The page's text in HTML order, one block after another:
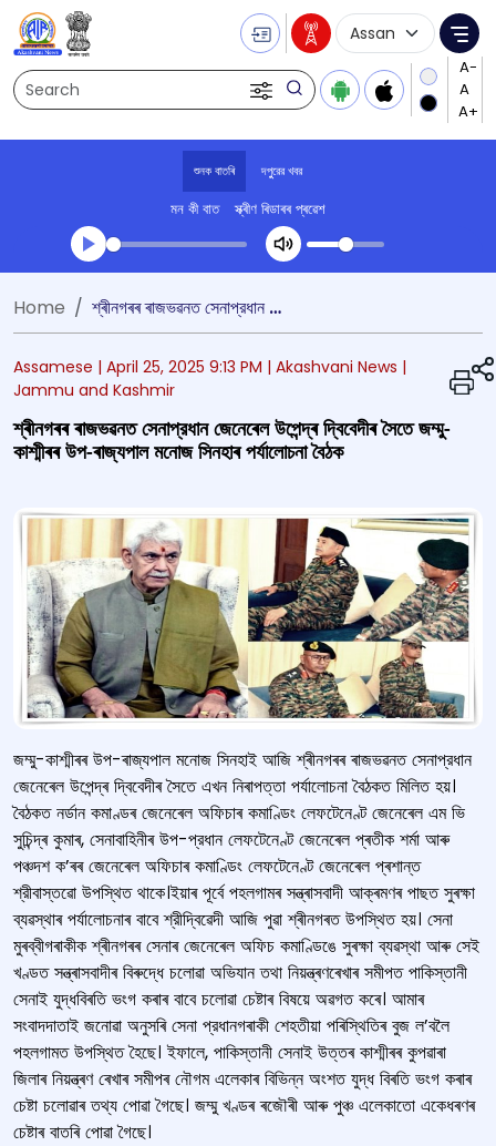
Search
Language
শুনক বাতৰি দপুুরের খবর
মন কী বাত স্ক্ৰীণ ৰিডাৰৰ প্ৰৱেশ
Transcript summary
খেলা অডিঅ' দপুুরের খবর
Home শ্ৰীনগৰৰ ৰাজভৱনত সেনাপ্রধান জেনেৰেল উপেন্দ্ৰ দ্বিবেদীৰ সৈতে জম্মু-কাশ্মীৰৰ উপ-ৰাজ্যপাল মনোজ সিনহাৰ পর্যালোচনা বৈঠক
Assamese | April 25, 2025 9:13 PM | Akashvani News |
Jammu and Kashmir
শ্ৰীনগৰৰ ৰাজভৱনত সেনাপ্রধান জেনেৰেল উপেন্দ্ৰ দ্বিবেদীৰ সৈতে জম্মু-
কাশ্মীৰৰ উপ-ৰাজ্যপাল মনোজ সিনহাৰ পর্যালোচনা বৈঠক
জম্মু-কাশ্মীৰৰ উপ-ৰাজ্যপাল মনোজ সিনহাই আজি শ্ৰীনগৰৰ ৰাজভৱনত সেনাপ্রধান
জেনেৰেল উপেন্দ্ৰ দ্বিবেদীৰ সৈতে এখন নিৰাপত্তা পর্যালোচনা বৈঠকত মিলিত হয়।
বৈঠকত নর্ডান কমাণ্ডৰ জেনেৰেল অফিচাৰ কমাণ্ডিং লেফটেনেণ্ট জেনেৰেল এম ভি
সুচিন্দ্ৰ কুমাৰ, সেনাবাহিনীৰ উপ-প্রধান লেফটেনেণ্ট জেনেৰেল প্ৰতীক শৰ্মা আৰু
পঞ্চদশ ক’ৰৰ জেনেৰেল অফিচাৰ কমাণ্ডিং লেফটেনেণ্ট জেনেৰেল প্ৰশান্ত
শ্রীবাস্তৱো উপস্থিত থাকে।ইয়াৰ পূৰ্বে পহলগামৰ সন্ত্ৰাসবাদী আক্ৰমণৰ পাছত সুৰক্ষা
ব্যৱস্থাৰ পৰ্যালোচনাৰ বাবে শ্রীদ্বিৱেদী আজি পুৱা শ্ৰীনগৰত উপস্থিত হয়। সেনা
মুৰব্বীগৰাকীক শ্ৰীনগৰৰ সেনাৰ জেনেৰেল অফিচ কমাণ্ডিঙে সুৰক্ষা ব্যৱস্থা আৰু সেই
খণ্ডত সন্ত্ৰাসবাদীৰ বিৰুদ্ধে চলোৱা অভিযান তথা নিয়ন্ত্ৰণৰেখাৰ সমীপত পাকিস্তানী
সেনাই যুদ্ধবিৰতি ভংগ কৰাৰ বাবে চলোৱা চেষ্টাৰ বিষয়ে অৱগত কৰে। আমাৰ
সংবাদদাতাই জনোৱা অনুসৰি সেনা প্রধানগৰাকী শেহতীয়া পৰিস্থিতিৰ বুজ ল’বলৈ
পহলগামত উপস্থিত হৈছে। ইফালে, পাকিস্তানী সেনাই উত্তৰ কাশ্মীৰৰ কুপৱাৰা
জিলাৰ নিয়ন্ত্ৰণ ৰেখাৰ সমীপৰ নৌগম এলেকাৰ বিভিন্ন অংশত যুদ্ধ বিৰতি ভংগ কৰাৰ
চেষ্টা চলোৱাৰ তথ্য পোৱা গৈছে। জম্মু খণ্ডৰ ৰজৌৰী আৰু পুঞ্চ এলেকাতো একেধৰণৰ
চেষ্টাৰ বাতৰি পোৱা গৈছে।